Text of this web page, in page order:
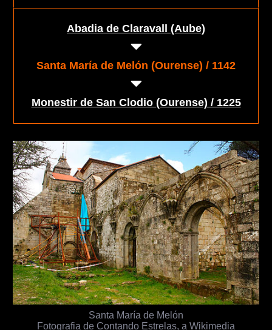
Abadia de Claravall (Aube)
Santa María de Melón (Ourense) / 1142
Monestir de San Clodio (Ourense) / 1225
Santa María de Melón
Fotografia de Contando Estrelas, a Wikimedia